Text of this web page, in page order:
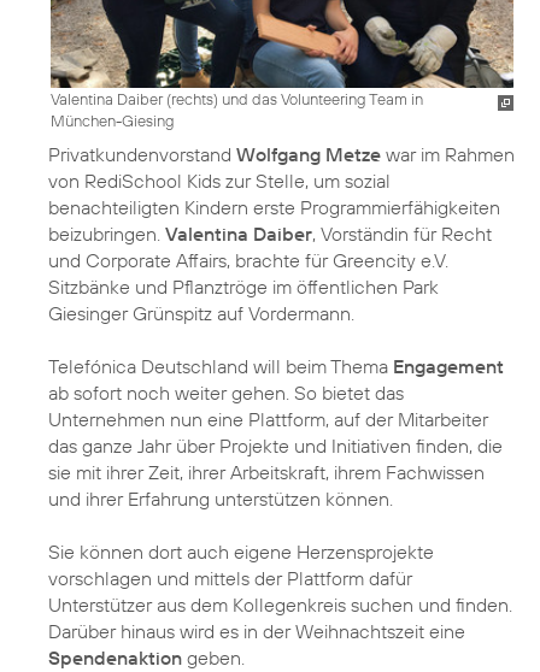
Valentina Daiber (rechts) und das Volunteering Team in
München-Giesing
Privatkundenvorstand Wolfgang Metze war im Rahmen
von RediSchool Kids zur Stelle, um sozial
benachteiligten Kindern erste Programmierfähigkeiten
beizubringen. Valentina Daiber, Vorständin für Recht
und Corporate Affairs, brachte für Greencity e.V.
Sitzbänke und Pflanztröge im öffentlichen Park
Giesinger Grünspitz auf Vordermann.
Telefónica Deutschland will beim Thema Engagement
ab sofort noch weiter gehen. So bietet das
Unternehmen nun eine Plattform, auf der Mitarbeiter
das ganze Jahr über Projekte und Initiativen finden, die
sie mit ihrer Zeit, ihrer Arbeitskraft, ihrem Fachwissen
und ihrer Erfahrung unterstützen können.
Sie können dort auch eigene Herzensprojekte
vorschlagen und mittels der Plattform dafür
Unterstützer aus dem Kollegenkreis suchen und finden.
Darüber hinaus wird es in der Weihnachtszeit eine
Spendenaktion geben.